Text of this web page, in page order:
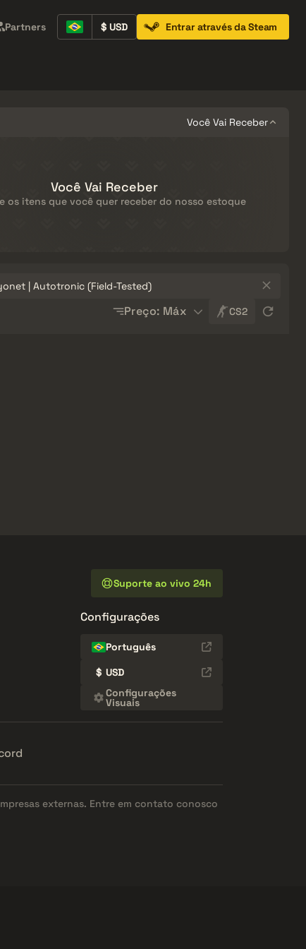
Partners $ USD Entrar através da Steam
Você Vai Receber
Você Vai Receber
os itens que você quer receber do nosso estoque
Preço: Máx CS2
Suporte ao vivo 24h
Configurações
Português
$ USD
Configurações
Visuais
externas. Entre em contato conosco